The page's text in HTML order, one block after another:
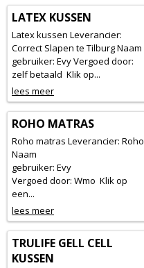
LATEX KUSSEN
Latex kussen Leverancier:
Correct Slapen te Tilburg Naam
gebruiker: Evy Vergoed door:
zelf betaald Klik op...
lees meer
ROHO MATRAS
Roho matras Leverancier: Roho
Naam
gebruiker: Evy
Vergoed door: Wmo Klik op
een...
lees meer
TRULIFE GELL CELL
KUSSEN